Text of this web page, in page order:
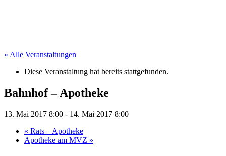
« Alle Veranstaltungen
Diese Veranstaltung hat bereits stattgefunden.
Bahnhof – Apotheke
13. Mai 2017 8:00 - 14. Mai 2017 8:00
« Rats – Apotheke
Apotheke am MVZ »